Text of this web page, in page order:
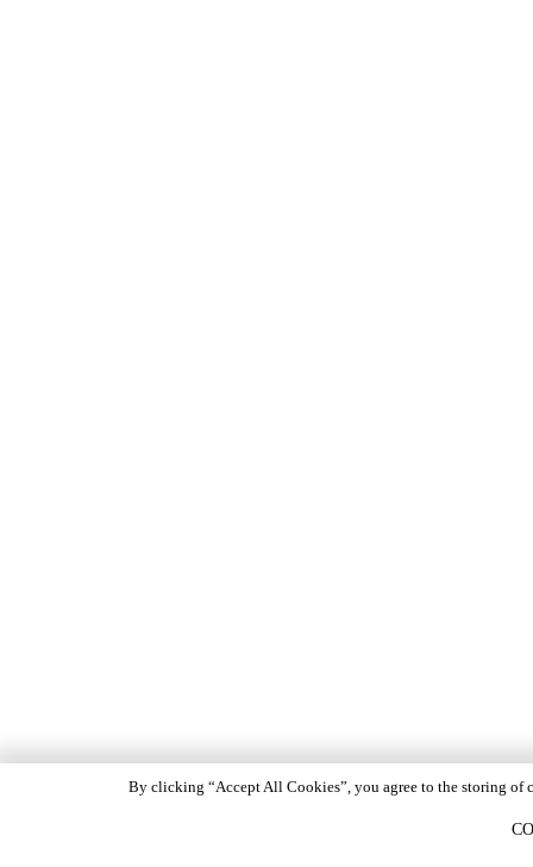
By clicking “Accept All Cookies”, you agree to the storing of